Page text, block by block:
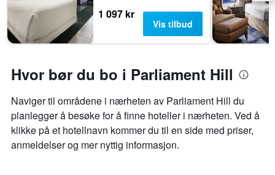
1 097 kr
Vis tilbud
Hvor bør du bo i Parliament Hill
Naviger til områdene i nærheten av Parliament Hill du
planlegger å besøke for å finne hoteller i nærheten. Ved å
klikke på et hotellnavn kommer du til en side med priser,
anmeldelser og mer nyttig informasjon.